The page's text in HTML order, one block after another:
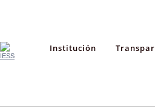
Institución